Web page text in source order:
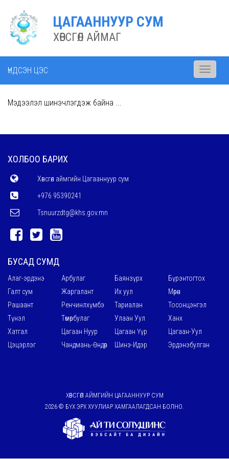
ЦАГААННУУР СУМ
ХӨВСГӨЛ АЙМАГ
ҮНДСЭН ЦЭС
Toggle
Мэдээлэл шинэчлэгдэж байна ...
ХОЛБОО БАРИХ
Хөвсгөл аймгийн Цагааннуур сум
+976 95390241
Tsnuurzdtg@khs.gov.mn
БУСАД СУМД
Алаг-эрдэнэ Арбулаг Баянзүрх
Бүрэнтогтох
Галт сум
Жаргалант Их уул
Мөрөн
Рашаант
Ренчинлхүмбэ Тариалан
Тосонцэнгэл
Түнэл
Төмөрбулаг Улаан Уул
Ханх
Хатгал
Цагаан Нуур Цагаан Үүр
Цагаан-Уул
Цэцэрлэг
Чандмань-Өндөр Шинэ-Идэр Эрдэнэбулган
ХӨВСГӨЛ АЙМГИЙН ЦАГААННУУР СУМ
2026 © БҮХ ЭРХ ХУУЛИАР ХАМГААЛАГДСАН БОЛНО.